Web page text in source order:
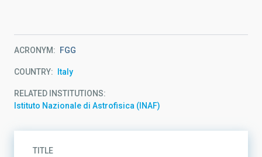
ACRONYM FGG
COUNTRY Italy
RELATED INSTITUTIONS
Istituto Nazionale di Astrofisica (INAF)
TITLE